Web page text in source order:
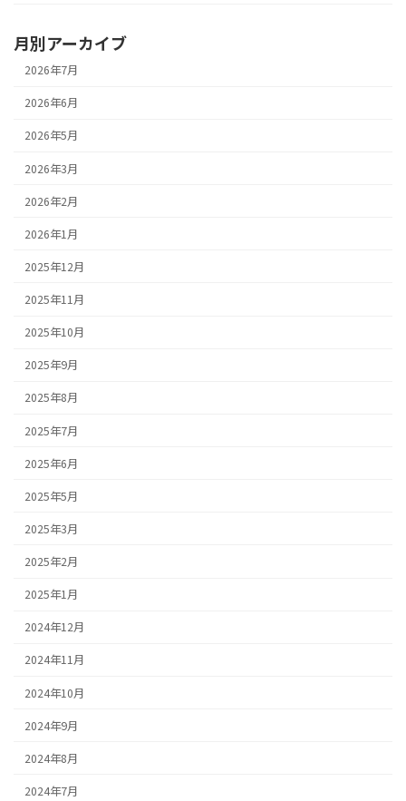
月別アーカイブ
2026年7月
2026年6月
2026年5月
2026年3月
2026年2月
2026年1月
2025年12月
2025年11月
2025年10月
2025年9月
2025年8月
2025年7月
2025年6月
2025年5月
2025年3月
2025年2月
2025年1月
2024年12月
2024年11月
2024年10月
2024年9月
2024年8月
2024年7月